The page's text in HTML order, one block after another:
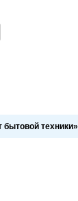
бытовой техники»